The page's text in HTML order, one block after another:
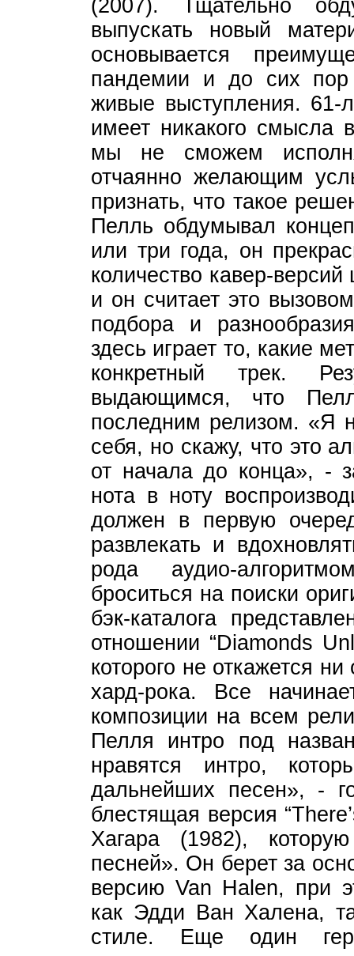
(2007). Тщательно
выпускать новый
основывается
пандемии и до сих пор
живые выступления. 61-
имеет никакого смысла
мы не сможем
отчаянно желающим
признать, что такое
Пелль обдумывал
или три года, он
количество кавер-
и он считает это
подбора и
здесь играет то, какие
конкретный трек.
выдающимся, что
последним релизом. «Я
себя, но скажу, что это
от начала до конца», -
нота в ноту
должен в первую
развлекать и
рода аудио-
броситься на поиски
бэк-каталога
отношении “Diamonds
которого не откажется
хард-рока. Все
композиции на всем
Пелля интро под
нравятся интро,
дальнейших песен», -
блестящая версия
Хагара (1982),
песней». Он берет за
версию Van Halen, при
как Эдди Ван Халена,
стиле. Еще один